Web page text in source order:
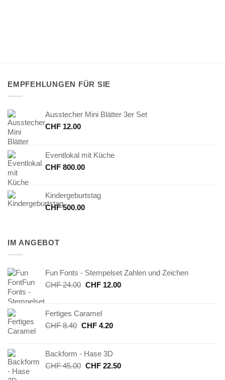
EMPFEHLUNGEN FÜR SIE
Ausstecher Mini Blätter 3er Set
CHF 12.00
Eventlokal mit Küche
CHF 800.00
Kindergeburtstag
CHF500.00
IM ANGEBOT
Fun Fonts - Stempelset Zahlen und Zeichen
CHF24.00 Ursprünglicher
CHF 24.00
CHF12.00Aktueller
Fertiges Caramel
CHF8.40 Ursprünglicher
CHF 8.40
CHF4.20Aktueller
CHF 4.20.
Backform - Hase 3D
CHF45.00 Ursprünglicher
CHF22.50Aktueller